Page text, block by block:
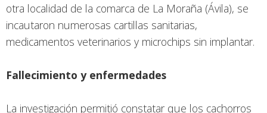
otra localidad de la comarca de La Moraña (Ávila), se
incautaron numerosas cartillas sanitarias,
medicamentos veterinarios y microchips sin implantar.
Fallecimiento y enfermedades
La investigación permitió constatar que los cachorros